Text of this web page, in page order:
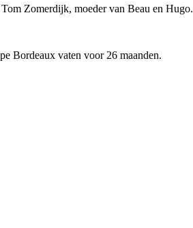
Zomerdijk, moeder van Beau en Hugo.
Bordeaux vaten voor 26 maanden.